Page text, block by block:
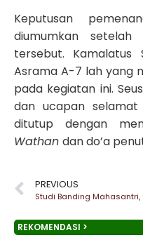
Keputusan
diumumkan
tersebut. Kamalatus
Asrama A-7 lah yang
pada kegiatan ini.
dan ucapan
ditutup dengan
Wathan dan do’a
PREVIOUS
REKOMENDASI >